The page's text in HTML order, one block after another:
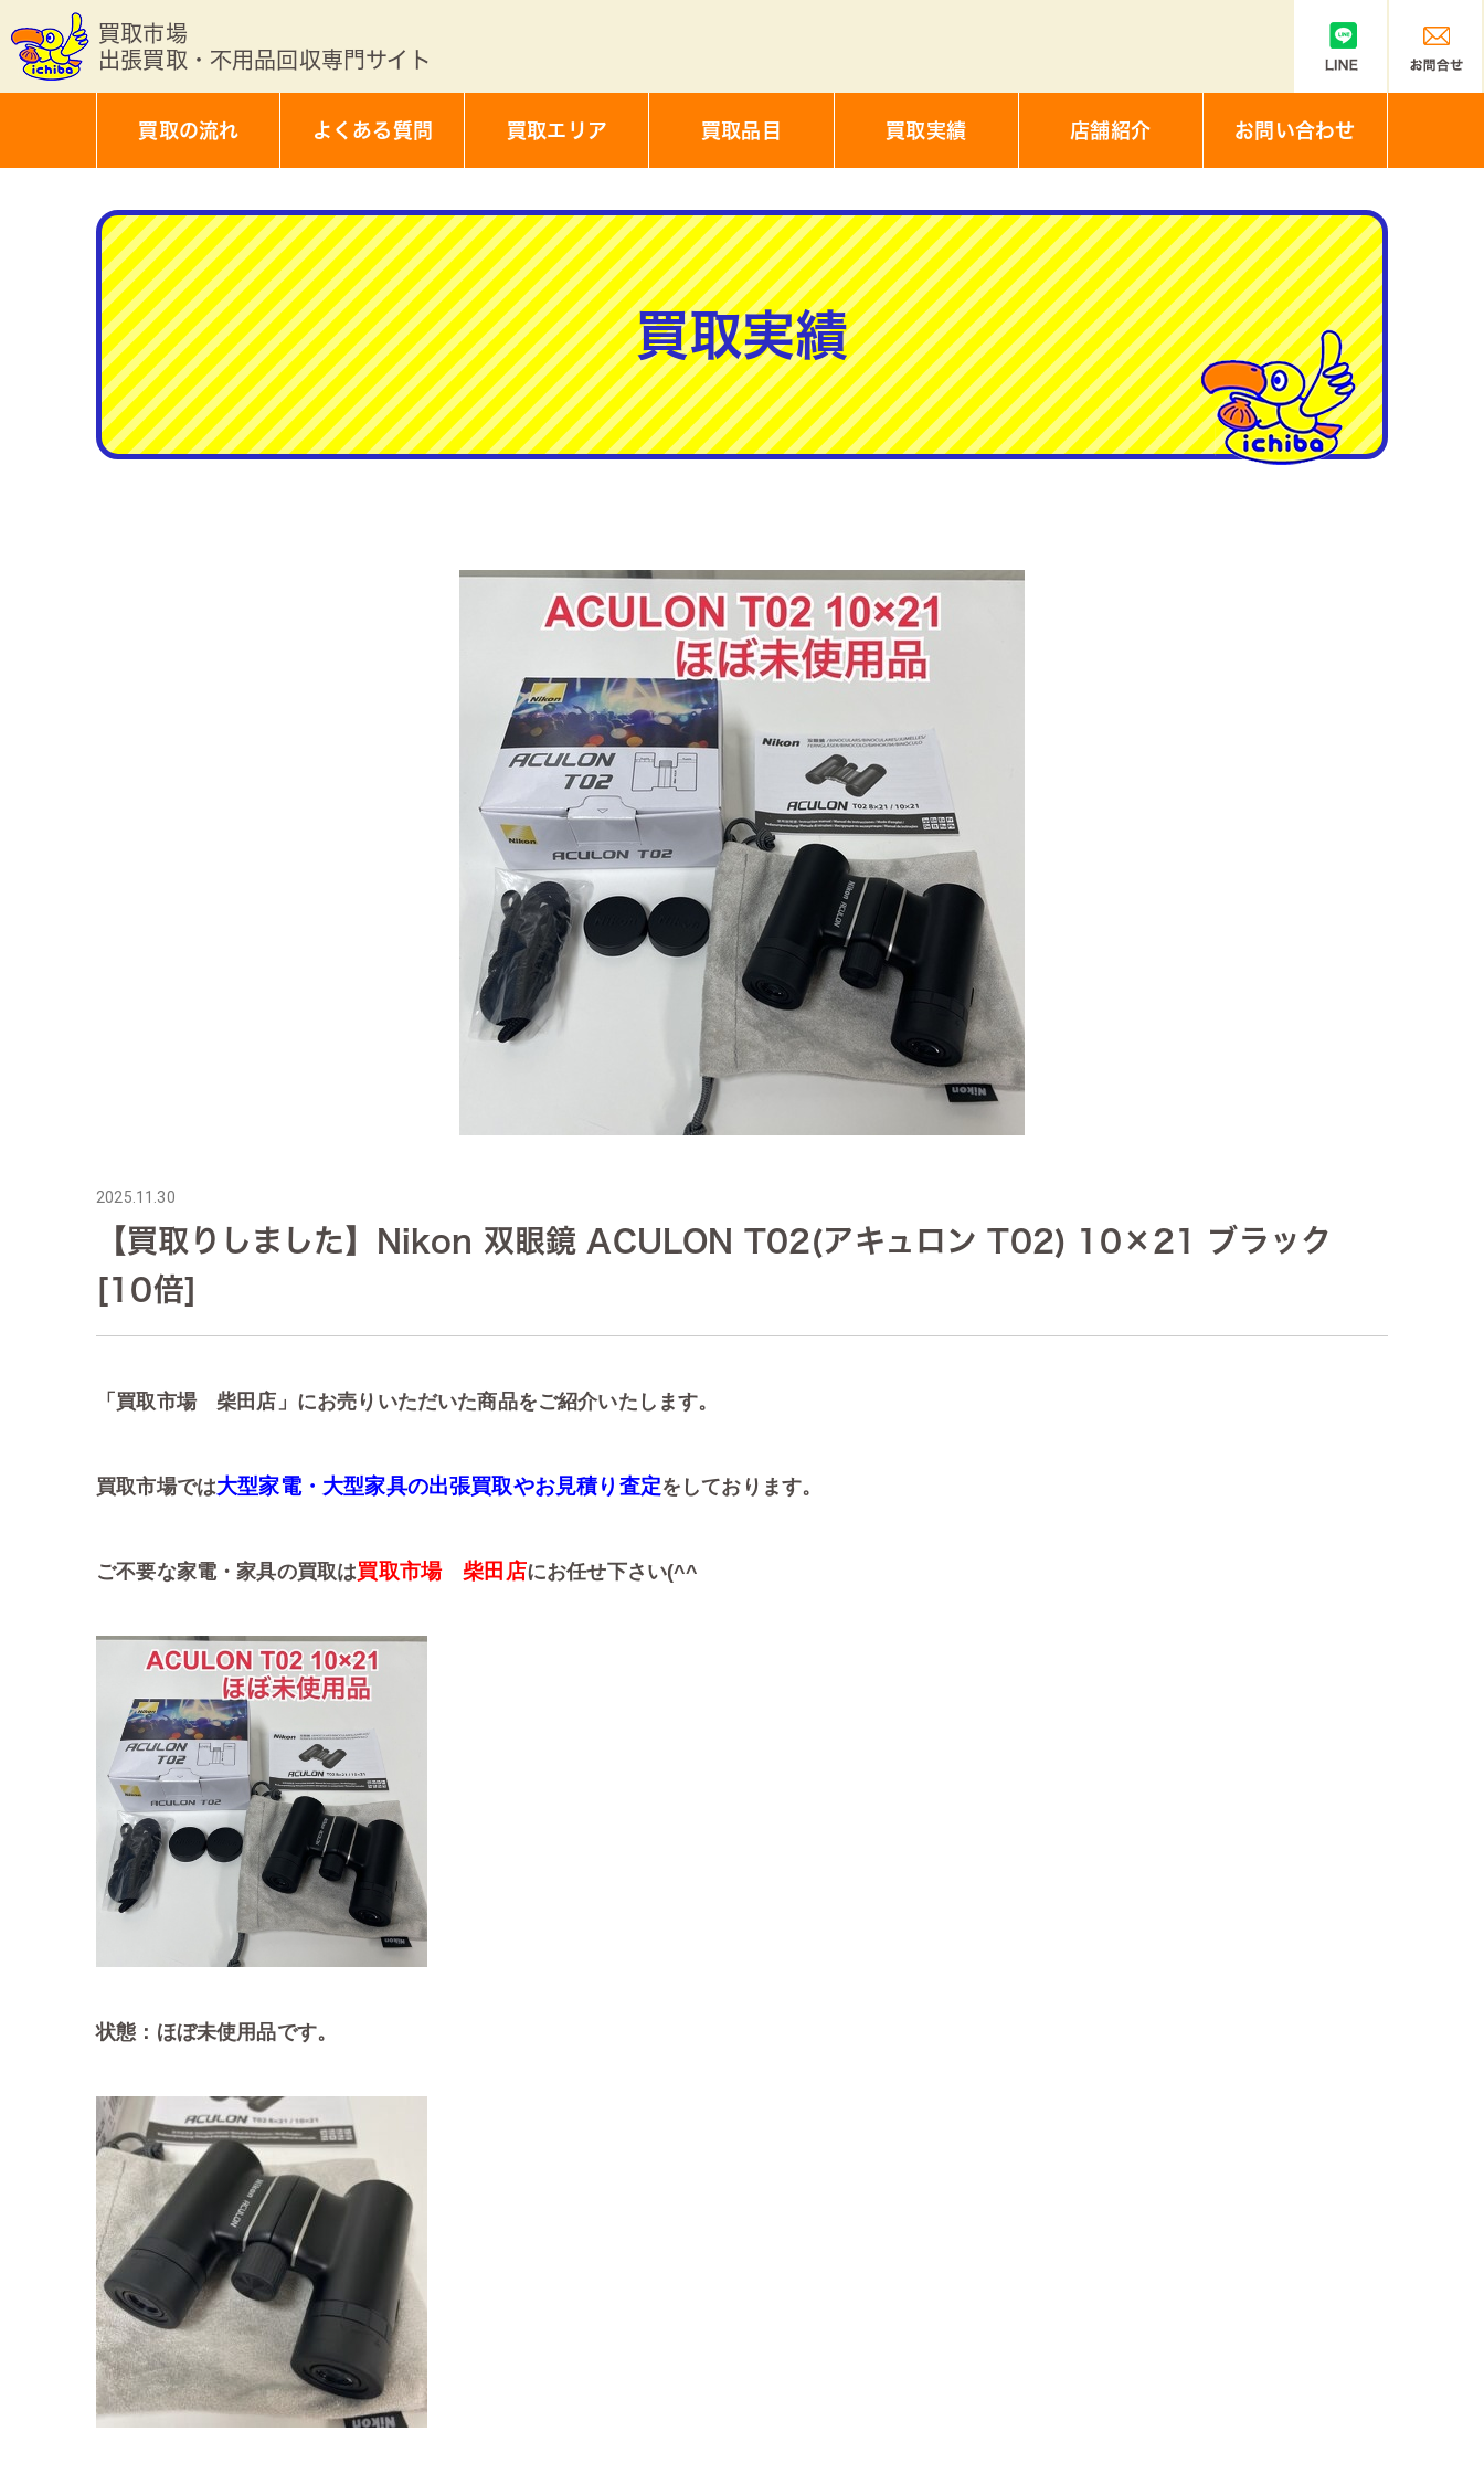
買取市場
出張買取・不用品回収専門サイト
買取の流れ よくある質問 買取エリア 買取品目 買取実績 店舗紹介 お問い合わせ
買取実績
2025.11.30
【買取りしました】Nikon 双眼鏡 ACULON T02(アキュロン T02) 10×21 ブラック
[10倍]
「買取市場 柴田店」にお売りいただいた商品をご紹介いたします。
買取市場では大型家電・大型家具の出張買取やお見積り査定をしております。
ご不要な家電・家具の買取は買取市場 柴田店にお任せ下さい(^^
状態：ほぼ未使用品です。